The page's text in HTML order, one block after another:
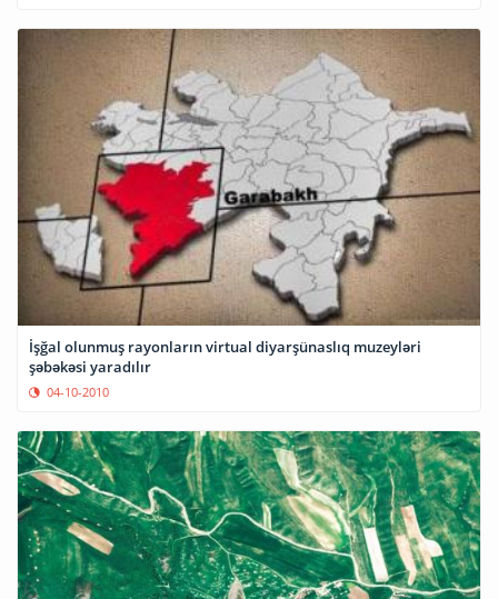
İşğal olunmuş rayonların virtual diyarşünaslıq muzeyləri
şəbəkəsi yaradılır
04-10-2010